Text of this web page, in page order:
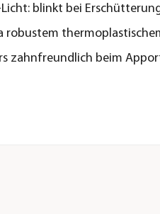
Licht: blinkt bei
robustem
zahnfreundlich beim